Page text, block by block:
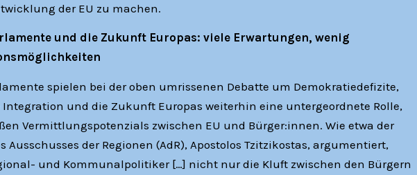
der EU zu machen.
und die Zukunft Europas: viele Erwartungen, wenig
spielen bei der oben umrissenen Debatte um Demokratiedefizite,
und die Zukunft Europas weiterhin eine untergeordnete Rolle,
Vermittlungspotenzials zwischen EU und Bürger:innen. Wie etwa der
Ausschusses der Regionen (AdR), Apostolos Tzitzikostas, argumentiert,
und Kommunalpolitiker […] nicht nur die Kluft zwischen den Bürgern